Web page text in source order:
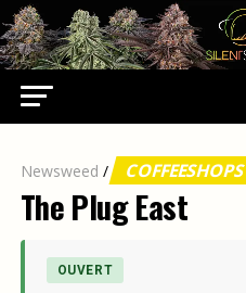
Newsweed / COFFEESHOPS
The Plug East
OUVERT